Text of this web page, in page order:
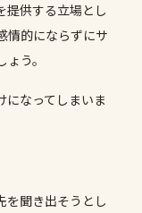
提供する立場とし
情的にならずにサ
う。
になってしまいま
を聞き出そうとし